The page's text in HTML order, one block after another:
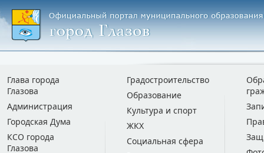
Глава города
Глазова
Администрация
Городская Дума
КСО города
Глазова
Градостроительство
Образование
Культура и спорт
ЖКХ
Социальная сфера